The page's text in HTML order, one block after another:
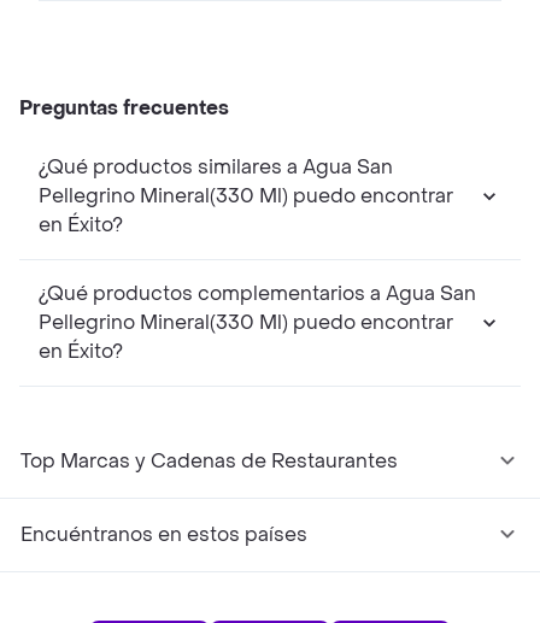
Preguntas frecuentes
¿Qué productos similares a Agua San
Pellegrino Mineral(330 Ml) puedo encontrar
en Éxito?
¿Qué productos complementarios a Agua San
Pellegrino Mineral(330 Ml) puedo encontrar
en Éxito?
Top Marcas y Cadenas de Restaurantes
Encuéntranos en estos países